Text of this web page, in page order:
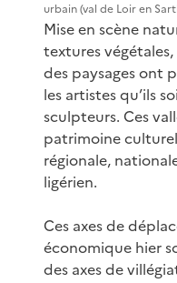
urbain (val de Loir en
Mise en scène
textures
des paysages ont
les artistes qu’ils
sculpteurs. Ces
patrimoine
régionale,
ligérien.
Ces axes de
économique hier
des axes de